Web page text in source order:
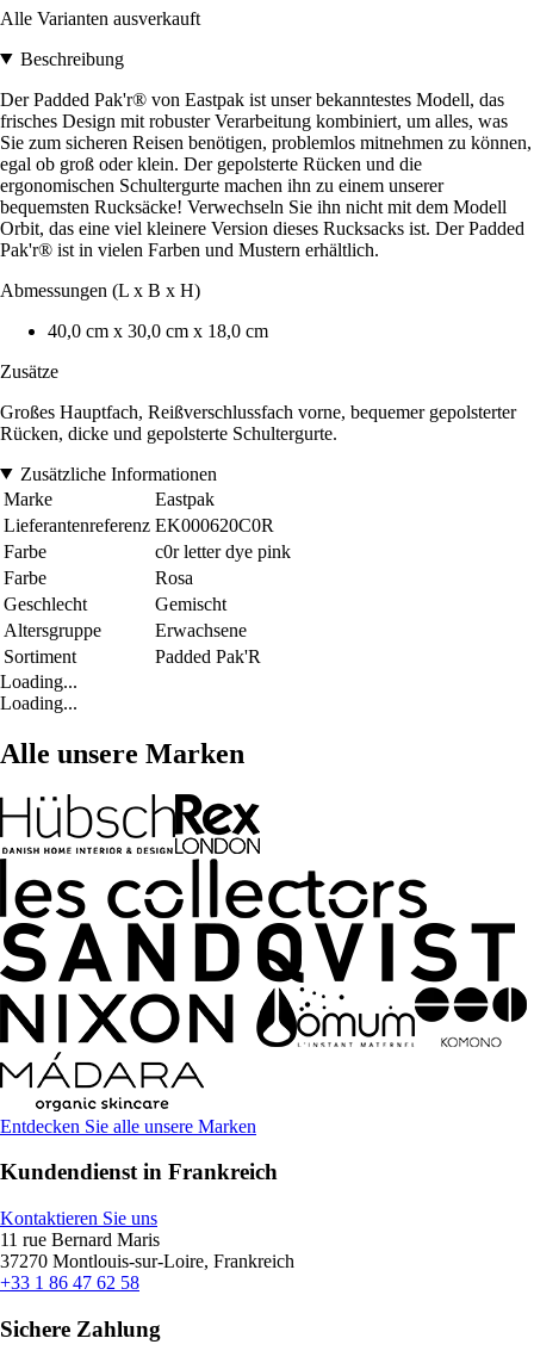
Alle Varianten ausverkauft
Beschreibung
Der Padded Pak'r® von Eastpak ist unser bekanntestes Modell, das
frisches Design mit robuster Verarbeitung kombiniert, um alles, was
Sie zum sicheren Reisen benötigen, problemlos mitnehmen zu können,
egal ob groß oder klein. Der gepolsterte Rücken und die
ergonomischen Schultergurte machen ihn zu einem unserer
bequemsten Rucksäcke! Verwechseln Sie ihn nicht mit dem Modell
Orbit, das eine viel kleinere Version dieses Rucksacks ist. Der Padded
Pak'r® ist in vielen Farben und Mustern erhältlich.
Abmessungen (L x B x H)
40,0 cm x 30,0 cm x 18,0 cm
Zusätze
Großes Hauptfach, Reißverschlussfach vorne, bequemer gepolsterter
Rücken, dicke und gepolsterte Schultergurte.
Zusätzliche Informationen
Marke
Eastpak
Lieferantenreferenz EK000620C0R
Farbe
c0r letter dye pink
Farbe
Rosa
Geschlecht
Gemischt
Altersgruppe
Erwachsene
Sortiment
Padded Pak'R
Loading...
Loading...
Alle unsere Marken
Entdecken Sie alle unsere Marken
Kundendienst in Frankreich
Kontaktieren Sie uns
11 rue Bernard Maris
37270 Montlouis-sur-Loire, Frankreich
+33 1 86 47 62 58
Sichere Zahlung